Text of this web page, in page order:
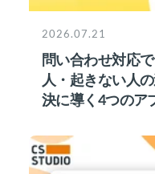
2026.07.21
問い合わせ対応
人・起きない人
決に導く4つのア